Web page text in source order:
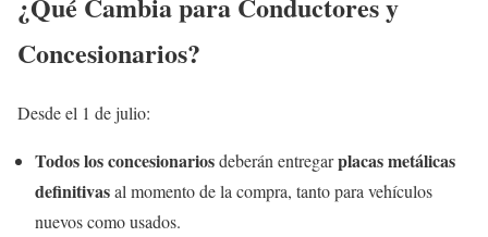
Concesionarios?
Desde el 1 de julio:
Todos los concesionariosdeberán entregarplacas metálicas
definitivasal momento de la compra, tanto para vehículos
nuevos como usados.